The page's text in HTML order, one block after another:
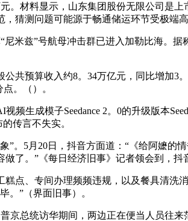
。材料显示，山东集团股份无限公司是
猜测问题可能源于畅通储运环节受极端高
兹”号航母冲击群已进入加勒比海。据
预算收入约8。34万亿元，同比增加3
。（）。
生成模子Seedance 2。0的升级版本
传言不失实。
5月20日，抖音方面道：“《给阿嬷的
了。”《每日经济旧事》记者领会到，抖
、专间办理频频违规，以及餐具清洗
。”（界面旧事）。
总统访华期间，两边正在便当人员往